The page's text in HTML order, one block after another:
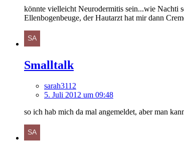
könnte vielleicht Neurodermitis sein...wie Nachti
Ellenbogenbeuge, der Hautarzt hat mir dann
Smalltalk
sarah3112
5. Juli 2012 um 09:48
so ich hab mich da mal angemeldet, aber man